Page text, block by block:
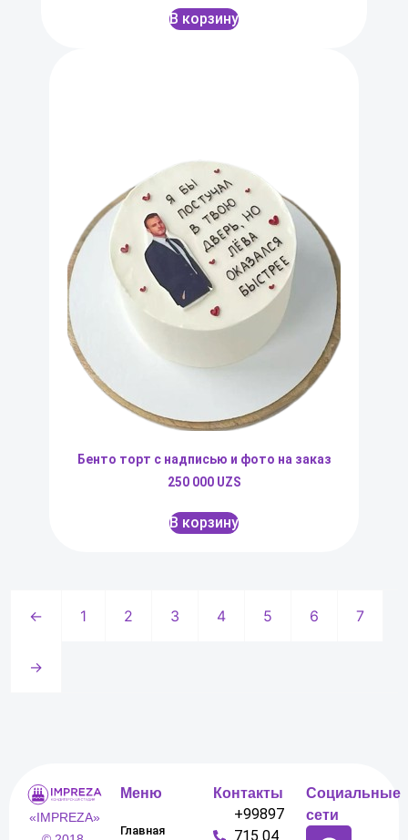
В корзину
Бенто торт с надписью и фото на заказ
250 000 UZS
В корзину
← 1 2 3 4 5 6 7
→
«IMPREZA»
Меню
Главная
Контакты
+99897
715 04
Социальные
сети